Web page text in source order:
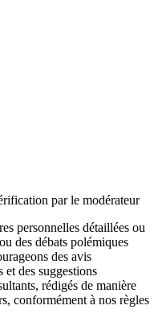
par le modérateur
personnelles détaillées ou
des débats polémiques
des avis
et des suggestions
rédigés de manière
conformément à nos règles